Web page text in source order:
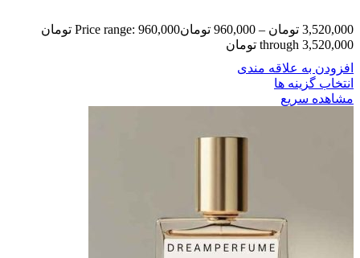
3,520,000 تومان –
960,000 تومان
Price range: 960,000 تومان
through 3,520,000 تومان
افزودن به علاقه مندی
انتخاب گزینه ها
مشاهده سریع